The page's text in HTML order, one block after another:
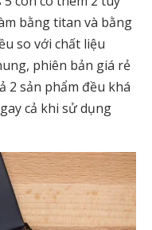
bằng titan và bằng
so với chất liệu
phiên bản giá rẻ
2 sản phẩm đều khá
cả khi sử dụng